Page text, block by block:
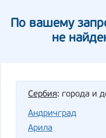
По вашему
не
Сербия: города и
Андричград
Арила